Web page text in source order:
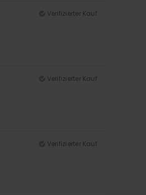
Verifizierter Kauf
Verifizierter Kauf
Verifizierter Kauf